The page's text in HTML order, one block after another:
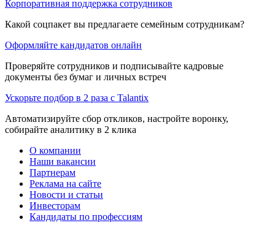
Корпоративная поддержка сотрудников
Какой соцпакет вы предлагаете семейным сотрудникам?
Оформляйте кандидатов онлайн
Проверяйте сотрудников и подписывайте кадровые
документы без бумаг и личных встреч
Ускорьте подбор в 2 раза с Talantix
Автоматизируйте сбор откликов, настройте воронку,
собирайте аналитику в 2 клика
О компании
Наши вакансии
Партнерам
Реклама на сайте
Новости и статьи
Инвесторам
Кандидаты по профессиям